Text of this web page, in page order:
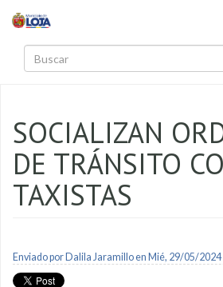
SOCIALIZAN
DE TRÁNSITO
TAXISTAS
Enviado por Dalila Jaramilloen Mié, 29/05/2024